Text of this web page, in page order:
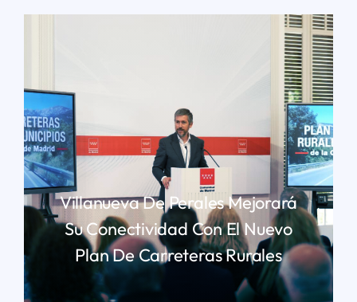
Villanueva De Perales Mejorará
Su Conectividad Con El Nuevo
Plan De Carreteras Rurales
LEER MÁS